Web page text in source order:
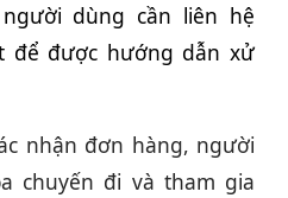
dùng cần liên hệ
để được hướng dẫn xử
nhận đơn hàng, người
chuyến đi và tham gia